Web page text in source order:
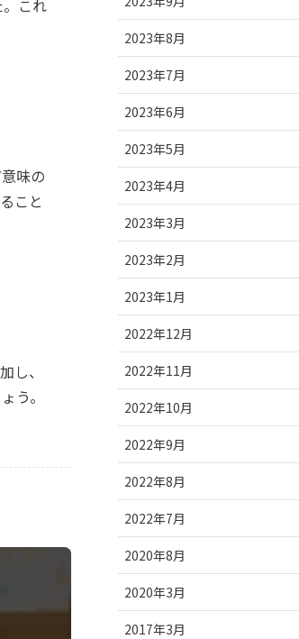
これ
味の
こと
し、
う。
2023年8月
2023年7月
2023年6月
2023年5月
2023年4月
2023年3月
2023年2月
2023年1月
2022年12月
2022年11月
2022年10月
2022年9月
2022年8月
2022年7月
2020年8月
2020年3月
2017年3月